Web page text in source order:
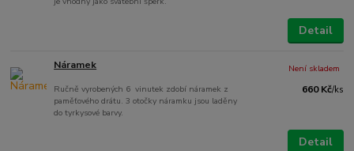
Detail
Náramek
Ručně vyrobených 6 vinutek zdobí náramek z
paměťového drátu. 3 otočky náramku jsou laděny
do tyrkysové barvy.
660 Kč/ks
Není skladem
Detail